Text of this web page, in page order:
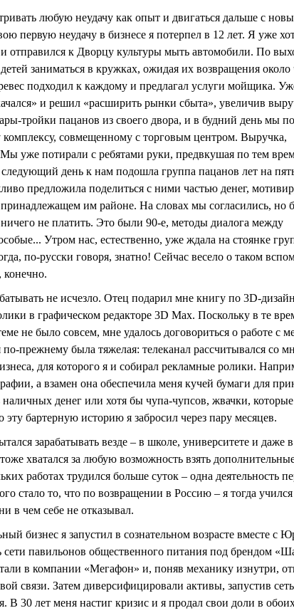
любую неудачу как опыт и двигаться дальше с
первую неудачу в бизнесе я потерпел в 12 лет. Я уже
отправился к Дворцу культуры мыть автомобили. По
заниматься в кружках, ожидая их возвращения около
подходил к каждому и предлагал услуги мойщика.
и решил «расширить рынки сбыта», увеличив
тройки пацанов из своего двора, и в будний день мы
совмещенному с торговым центром. Выручка,
Мы уже потирали с ребятами руки, предвкушая по тем
день к нам подошла группа пацанов лет на
предложила поделиться с ними частью денег,
им районе. На словах мы согласились, но
не платить. Это были 90-е, методы диалога между
Утром нас, естественно, уже ждала на стоянке
по-русски говоря, знатно! Сейчас весело о таком
конечно.
не исчезло. Отец подарил мне книгу по 3D-
в графическом редакторе 3D Max. Поскольку в те
не было совсем, мне удалось договориться о работе с
прежнему была тяжелая: телеканал рассчитывался со
для которого я и собирал рекламные ролики.
а взамен она обеспечила меня кучей бумаги для
наличных денег или хотя бы чупа-чупсов, жвачки,
эту бартерную историю я забросил через пару месяцев.
зарабатывать везде – в школе, университете и даже
хватался за любую возможность взять
работах трудился больше суток – одна деятельность
стало то, что по возвращении в Россию – я тогда
в чем себе не отказывал.
бизнес я запустил в сознательном возрасте вместе с
павильонов общественного питания под брендом
в компании «Мегафон» и, поняв механику изнутри,
связи. Затем диверсифицировали активы, запустив
В 30 лет меня настиг кризис и я продал свои доли в